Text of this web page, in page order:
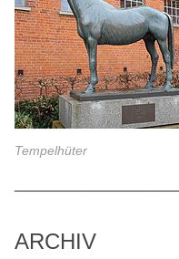
Tempelhüter
ARCHIV